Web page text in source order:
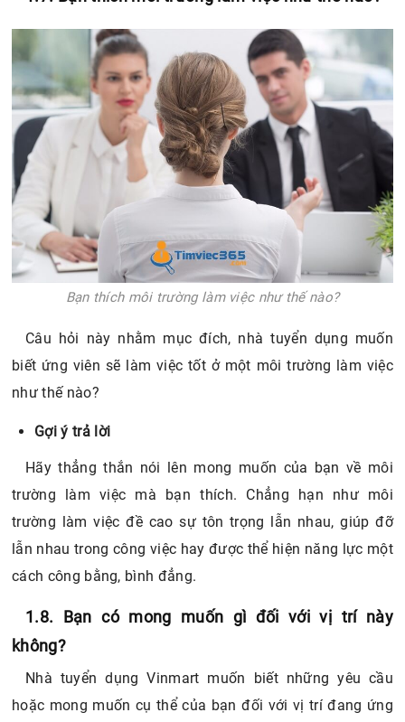
Bạn thích môi trường làm việc như thế nào?
Câu hỏi này nhằm mục đích, nhà tuyển dụng muốn
biết ứng viên sẽ làm việc tốt ở một môi trường làm việc
Gợi ý trả lời
Hãy thẳng thắn nói lên mong muốn của bạn về môi
trường làm việc mà bạn thích. Chẳng hạn như môi
lẫn nhau trong công việc hay được thể hiện năng lực một
cách công bằng, bình đẳng.
1.8. Bạn có mong muốn gì đối với vị trí này
không?
Nhà tuyển dụng Vinmart muốn biết những yêu cầu
tuyển.
Gợi ý trả lời